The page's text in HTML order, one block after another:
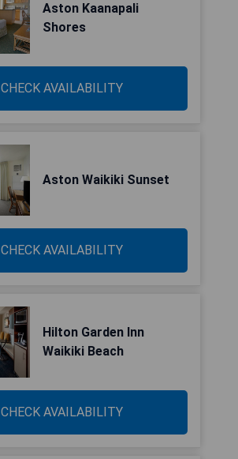
Aston Kaanapali
Shores
CHECK AVAILABILITY
Aston Waikiki Sunset
CHECK AVAILABILITY
Hilton Garden Inn
Waikiki Beach
CHECK AVAILABILITY